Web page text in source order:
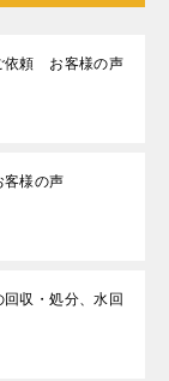
依頼 お客様の声
様の声
回収・処分、水回